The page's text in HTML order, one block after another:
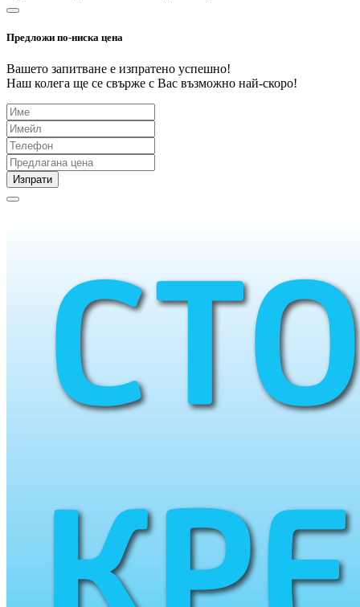
Предложи по-ниска цена
Вашето запитване е изпратено успешно!
Наш колега ще се свърже с Вас възможно най-скоро!
Изпрати